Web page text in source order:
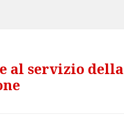
al servizio della